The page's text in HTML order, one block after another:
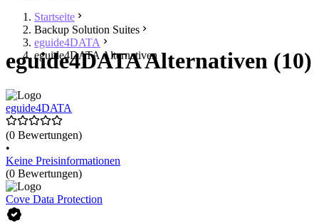
Startseite
Backup Solution Suites
eguide4DATA
eguide4DATA Alternativen
eguide4DATA Alternativen (10)
eguide4DATA
(0 Bewertungen)
•
Keine Preisinformationen
(0 Bewertungen)
Cove Data Protection